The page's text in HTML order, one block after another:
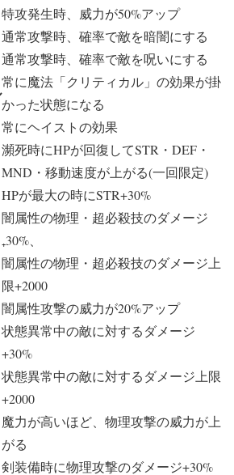
特攻発生時、威力が50%アップ
通常攻撃時、確率で敵を暗闇にする
通常攻撃時、確率で敵を呪いにする
常に魔法「クリティカル」の効果が掛
かった状態になる
常にヘイストの効果
瀕死時にHPが回復してSTR・DEF・
MND・移動速度が上がる(一回限定)
HPが最大の時にSTR+30%
闇属性の物理・超必殺技のダメージ
₊30%、
闇属性の物理・超必殺技のダメージ上
限+2000
闇属性攻撃の威力が20%アップ
状態異常中の敵に対するダメージ
+30%
状態異常中の敵に対するダメージ上限
+2000
魔力が高いほど、物理攻撃の威力が上
がる
剣装備時に物理攻撃のダメージ+30%